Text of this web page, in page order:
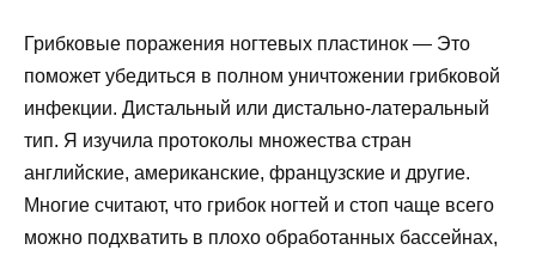
Грибковые поражения ногтевых пластинок — Это
поможет убедиться в полном уничтожении грибковой
инфекции. Дистальный или дистально-латеральный
тип. Я изучила протоколы множества стран
английские, американские, французские и другие.
Многие считают, что грибок ногтей и стоп чаще всего
можно подхватить в плохо обработанных бассейнах,